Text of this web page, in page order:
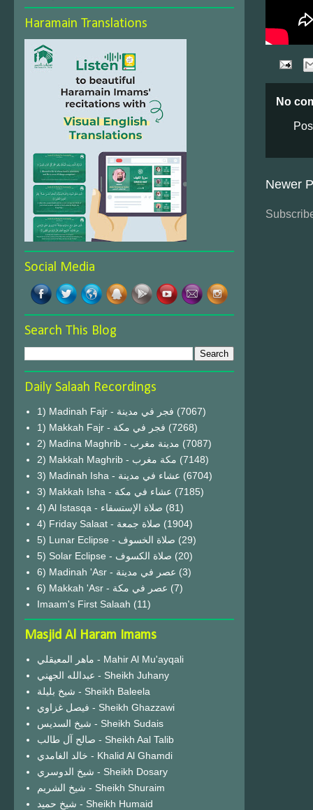
No
Newer
Haramain Translations
Social Media
Search This Blog
Daily Salaah Recordings
1) Madinah Fajr - فجر في مدينة (7067)
1) Makkah Fajr - فجر في مكة (7268)
2) Madina Maghrib - مدينة مغرب (7087)
2) Makkah Maghrib - مكة مغرب (7148)
3) Madinah Isha - عشاء في مدينة (6704)
3) Makkah Isha - عشاء في مكة (7185)
4) Al Istasqa - صلاة الإستسقاء (81)
4) Friday Salaat - صلاة جمعة (1904)
5) Lunar Eclipse - صلاة الخسوف (29)
(20)
6) Madinah 'Asr - عصر في مدينة (3)
6) Makkah 'Asr - عصر في مكة (7)
Imaam's First Salaah (11)
Masjid Al Haram Imams
ماهر المعيقلي - Mahir Al Mu'ayqali
عبدالله الجهني - Sheikh Juhany
شيخ بليلة - Sheikh Baleela
فيصل غزاوي - Sheikh Ghazzawi
شيخ السديس - Sheikh Sudais
صالح آل طالب - Sheikh Aal Talib
خالد الغامدي - Khalid Al Ghamdi
شيخ الدوسري - Sheikh Dosary
شيخ الشريم - Sheikh Shuraim
شيخ حميد - Sheikh Humaid